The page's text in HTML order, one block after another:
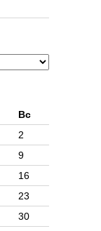
Вс
2
9
16
23
30